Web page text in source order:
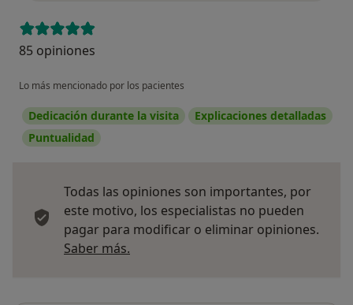
85 opiniones
Lo más mencionado por los pacientes
Dedicación durante la visita
Explicaciones detalladas
Puntualidad
Todas las opiniones son importantes, por
este motivo, los especialistas no pueden
pagar para modificar o eliminar opiniones.
Saber más.